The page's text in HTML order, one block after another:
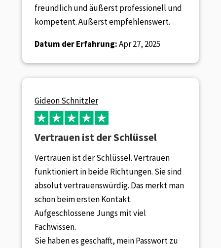
freundlich und äußerst professionell und
kompetent. Äußerst empfehlenswert.
Datum der Erfahrung:Apr 27, 2025
Gideon Schnitzler
Vertrauen ist der Schlüssel
Vertrauen ist der Schlüssel. Vertrauen
funktioniert in beide Richtungen. Sie sind
absolut vertrauenswürdig. Das merkt man
schon beim ersten Kontakt.
Aufgeschlossene Jungs mit viel
Fachwissen.
Sie haben es geschafft, mein Passwort zu